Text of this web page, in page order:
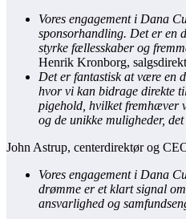
Vores engagement i Dana
sponsorhandling. Det er en
styrke fællesskaber og
Henrik Kronborg,
Det er fantastisk at være en
hvor vi kan bidrage direkte
pigehold, hvilket fremhæver
og de unikke muligheder, det
John Astrup, centerdirektør og
Vores engagement i Dana
drømme er et klart signal
ansvarlighed og